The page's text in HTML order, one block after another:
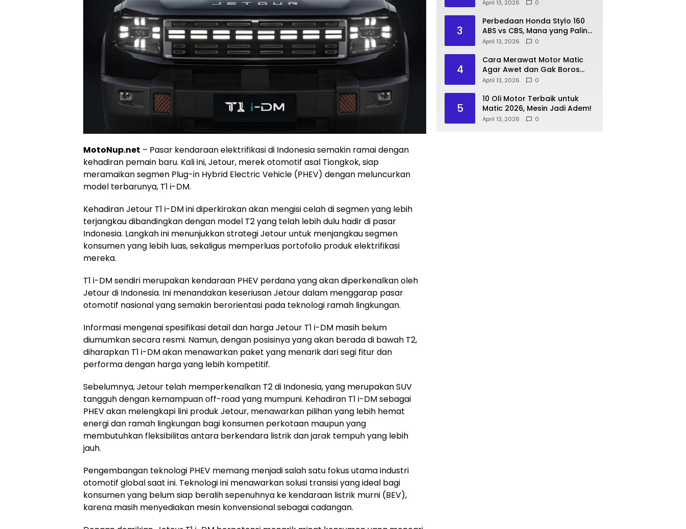
MotoNup.net – Pasar kendaraan elektrifikasi di Indonesia semakin ramai dengan
kehadiran pemain baru. Kali ini, Jetour, merek otomotif asal Tiongkok, siap
meramaikan segmen Plug-in Hybrid Electric Vehicle (PHEV) dengan meluncurkan
model terbarunya, T1 i-DM.
Kehadiran Jetour T1 i-DM ini diperkirakan akan mengisi celah di segmen yang lebih
terjangkau dibandingkan dengan model T2 yang telah lebih dulu hadir di pasar
Indonesia. Langkah ini menunjukkan strategi Jetour untuk menjangkau segmen
konsumen yang lebih luas, sekaligus memperluas portofolio produk elektrifikasi
mereka.
T1 i-DM sendiri merupakan kendaraan PHEV perdana yang akan diperkenalkan oleh
Jetour di Indonesia. Ini menandakan keseriusan Jetour dalam menggarap pasar
otomotif nasional yang semakin berorientasi pada teknologi ramah lingkungan.
Informasi mengenai spesifikasi detail dan harga Jetour T1 i-DM masih belum
diumumkan secara resmi. Namun, dengan posisinya yang akan berada di bawah T2,
diharapkan T1 i-DM akan menawarkan paket yang menarik dari segi fitur dan
performa dengan harga yang lebih kompetitif.
Sebelumnya, Jetour telah memperkenalkan T2 di Indonesia, yang merupakan SUV
tangguh dengan kemampuan off-road yang mumpuni. Kehadiran T1 i-DM sebagai
PHEV akan melengkapi lini produk Jetour, menawarkan pilihan yang lebih hemat
energi dan ramah lingkungan bagi konsumen perkotaan maupun yang
membutuhkan fleksibilitas antara berkendara listrik dan jarak tempuh yang lebih
jauh.
Pengembangan teknologi PHEV memang menjadi salah satu fokus utama industri
otomotif global saat ini. Teknologi ini menawarkan solusi transisi yang ideal bagi
konsumen yang belum siap beralih sepenuhnya ke kendaraan listrik murni (BEV),
karena masih menyediakan mesin konvensional sebagai cadangan.
April 13, 2026 0
3
Perbedaan Honda Stylo 160
ABS vs CBS, Mana yang Paling
Pas?
April 13, 2026 0
4
Cara Merawat Motor Matic
Agar Awet dan Gak Boros
Bensin
April 13, 2026 0
5
10 Oli Motor Terbaik untuk
Matic 2026, Mesin Jadi Adem!
April 13, 2026 0